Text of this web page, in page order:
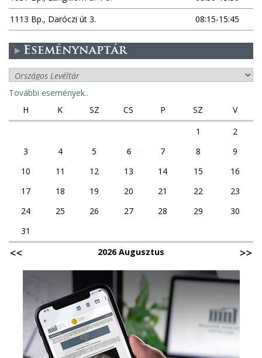
1113 Bp., Daróczi út 3.
08:15-15:45
Eseménynaptár
További események..
H
K SZ CS P SZ
V
1
2
3
4 5 6 7 8
9
10
11 12 13 14 15
16
17
18 19 20 21 22
23
24
25 26 27 28 29
30
31
2026 Augusztus